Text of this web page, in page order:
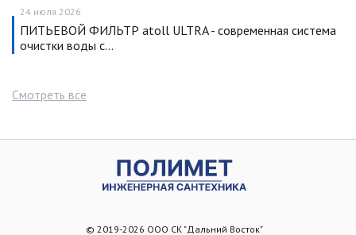
24 июля 2026
ПИТЬЕВОЙ ФИЛЬТР atoll ULTRA - современная система
очистки воды с…
Смотреть все
© 2019-2026 ООО СК "Дальний Восток"